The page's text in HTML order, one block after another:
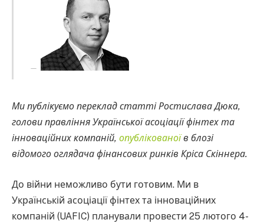
Ми публікуємо переклад статті Ростислава Дюка,
голови правління Української асоціації фінтех та
інноваційних компаній, опублікованоїв блозі
відомого оглядача фінансових ринків Кріса Скіннера.
До війни неможливо бути готовим. Ми в
Українській асоціації фінтех та інноваційних
компаній (UAFIC) планували провести 25 лютого 4-